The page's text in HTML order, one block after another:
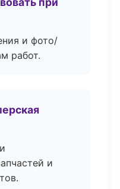
и фото/
работ.
и